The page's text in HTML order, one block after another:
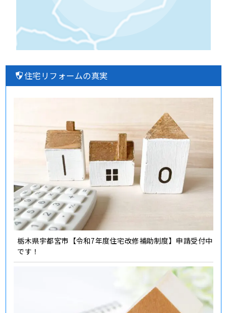
住宅リフォームの真実
栃木県宇都宮市【令和7年度住宅改修補助制度】申請受付中
です！